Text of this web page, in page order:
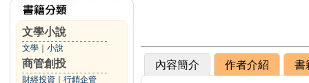
文學小說
文學 小說
商管創投
財經投資 行銷企管
內容簡介 作者介紹 書